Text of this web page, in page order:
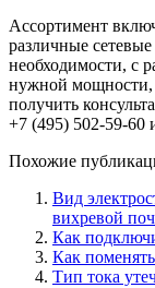
Ассортимент
различные
необходимости, с
нужной мощности,
получить
+7 (495) 502-59-60
Похожие
Вид
вихревой
Как
Как
Тип тока